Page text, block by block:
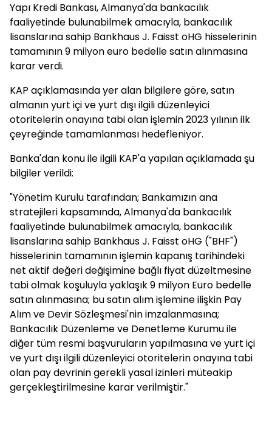
Yapı Kredi Bankası, Almanya'da bankacılık
faaliyetinde bulunabilmek amacıyla, bankacılık
lisanslarına sahip Bankhaus J. Faisst oHG hisselerinin
tamamının 9 milyon euro bedelle satın alınmasına
karar verdi.
KAP açıklamasında yer alan bilgilere göre, satın
almanın yurt içi ve yurt dışı ilgili düzenleyici
otoritelerin onayına tabi olan işlemin 2023 yılının ilk
çeyreğinde tamamlanması hedefleniyor.
Banka'dan konu ile ilgili KAP'a yapılan açıklamada şu
bilgiler verildi:
"Yönetim Kurulu tarafından; Bankamızın ana
stratejileri kapsamında, Almanya'da bankacılık
faaliyetinde bulunabilmek amacıyla, bankacılık
lisanslarına sahip Bankhaus J. Faisst oHG ("BHF")
hisselerinin tamamının işlemin kapanış tarihindeki
net aktif değeri değişimine bağlı fiyat düzeltmesine
tabi olmak koşuluyla yaklaşık 9 milyon Euro bedelle
satın alınmasına; bu satın alım işlemine ilişkin Pay
Alım ve Devir Sözleşmesi'nin imzalanmasına;
Bankacılık Düzenleme ve Denetleme Kurumu ile
diğer tüm resmi başvuruların yapılmasına ve yurt içi
ve yurt dışı ilgili düzenleyici otoritelerin onayına tabi
olan pay devrinin gerekli yasal izinleri müteakip
gerçekleştirilmesine karar verilmiştir."